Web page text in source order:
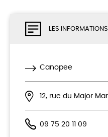
LES INFORMATIONS
Canopee
09 75 20 11 09